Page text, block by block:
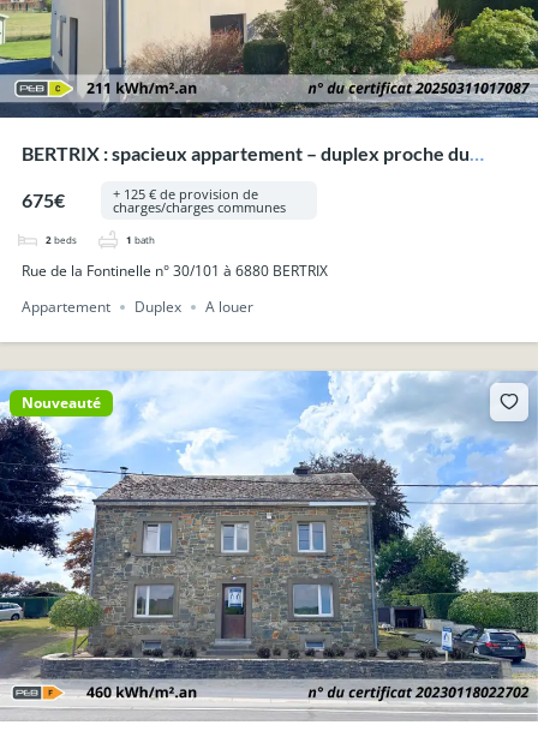
BERTRIX : spacieux appartement – duplex proche du
675€
+ 125 € de provision de
charges/charges communes
2 beds 1 bath
Rue de la Fontinelle n° 30/101 à 6880 BERTRIX
Appartement
Duplex A louer
Nouveauté